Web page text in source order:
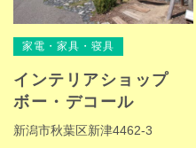
家電・家具・寝具
インテリアショップ
ボー・デコール
新潟市秋葉区新津4462-3